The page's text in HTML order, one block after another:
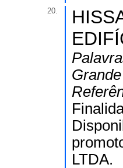
20.
LTDA.